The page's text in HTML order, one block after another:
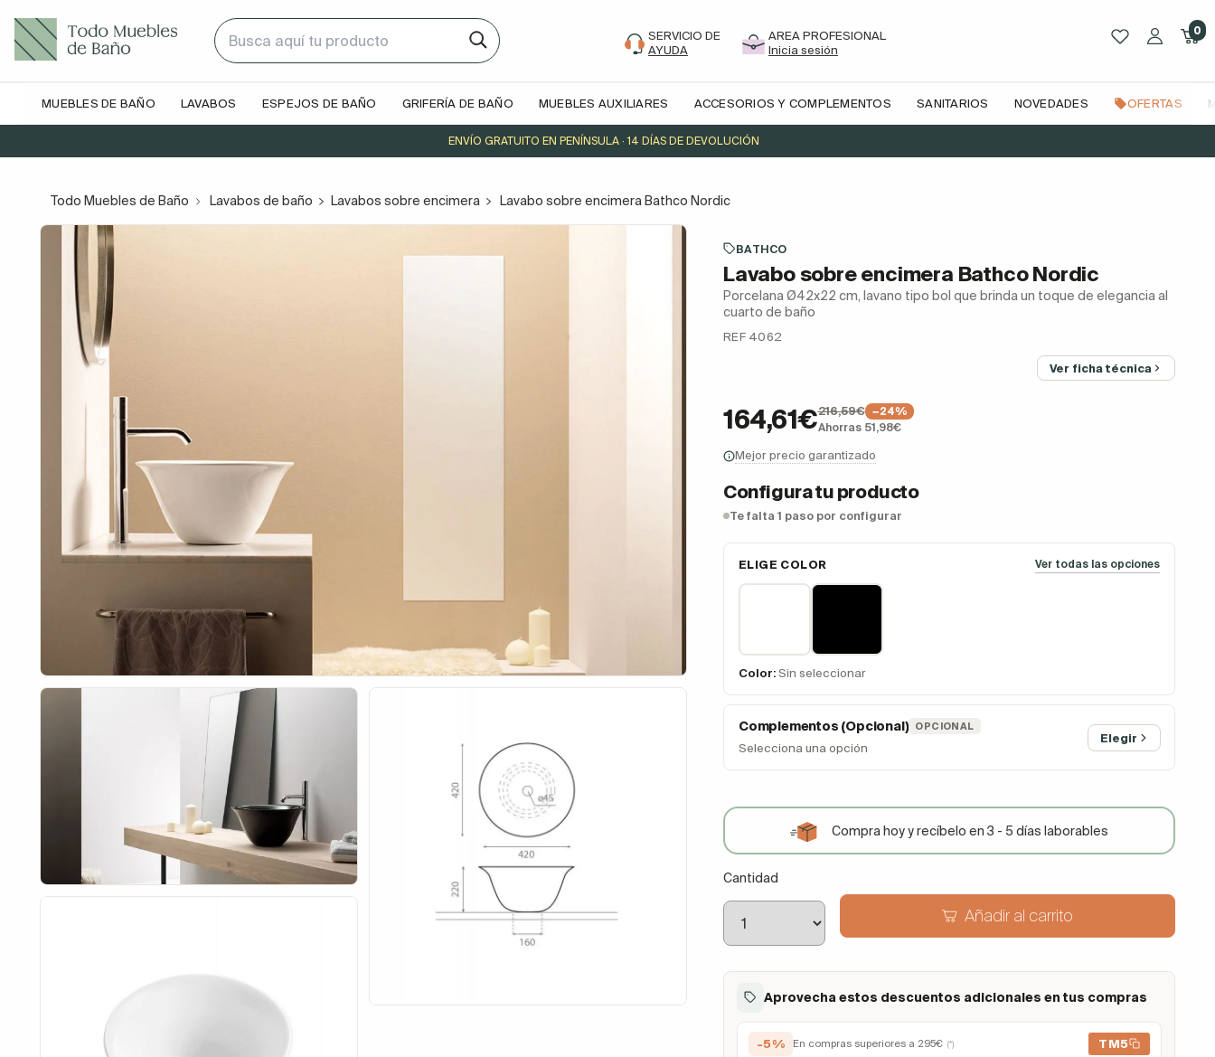
SERVICIO DE
AYUDA
AREA PROFESIONAL
Inicia sesión
0
MUEBLES DE BAÑO LAVABOS ESPEJOS DE BAÑO GRIFERÍA DE BAÑO MUEBLES AUXILIARES ACCESORIOS Y COMPLEMENTOS SANITARIOS NOVEDADES OFERTAS
ENVÍO GRATUITO EN PENÍNSULA · 14 DÍAS DE DEVOLUCIÓN
Todo Muebles de Baño Lavabos de baño Lavabos sobre encimera Lavabo sobre encimera Bathco Nordic
BATHCO
Lavabo sobre encimera Bathco Nordic
Porcelana Ø42x22 cm, lavano tipo bol que brinda un toque de elegancia al
cuarto de baño
REF 4062
Ver ficha técnica
164,61€216,59€
−24%
Ahorras 51,98€
Mejor precio garantizado
Configura tu producto
Te falta 1 paso por configurar
ELIGE COLOR Ver todas las opciones
Color: Sin seleccionar
Complementos (Opcional) OPCIONAL
Selecciona una opción
Elegir
Compra hoy y recíbelo en 3 - 5 días laborables
Cantidad
Añadir al carrito
Aprovecha estos descuentos adicionales en tus compras
-5% En compras superiores a 295€ (*) TM5